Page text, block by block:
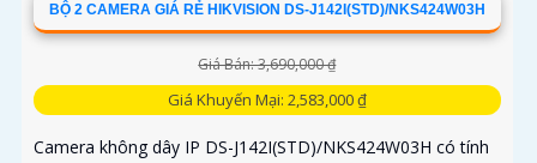
BỘ 2 CAMERA GIÁ RẺ HIKVISION DS-J142I(STD)/NKS424W03H
Giá Bán: 3,690,000 ₫
Giá Khuyến Mại: 2,583,000 ₫
Camera không dây IP DS-J142I(STD)/NKS424W03H có tính